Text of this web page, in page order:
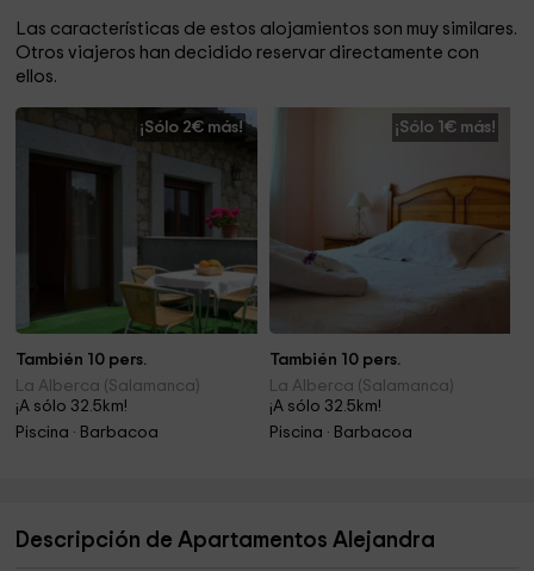
Las características de estos alojamientos son muy similares.
Otros viajeros han decidido reservar directamente con
ellos.
¡Sólo 2€ más!
También 10 pers.
La Alberca (Salamanca)
¡A sólo 32.5km!
Piscina · Barbacoa
¡Sólo 1€ más!
También 10 pers.
La Alberca (Salamanca)
¡A sólo 32.5km!
Piscina · Barbacoa
Descripción de Apartamentos Alejandra